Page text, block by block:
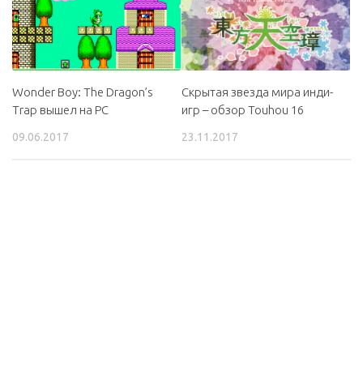
Wonder Boy: The Dragon’s
Trap вышел на PC
09.06.2017
Скрытая звезда мира инди-
игр – обзор Touhou 16
23.11.2017